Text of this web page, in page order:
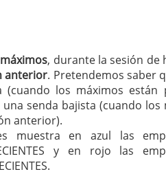
, durante la sesión de
anterior. Pretendemos saber
(cuando los máximos
senda bajista (cuando
anterior).
muestra en azul las
y en rojo las